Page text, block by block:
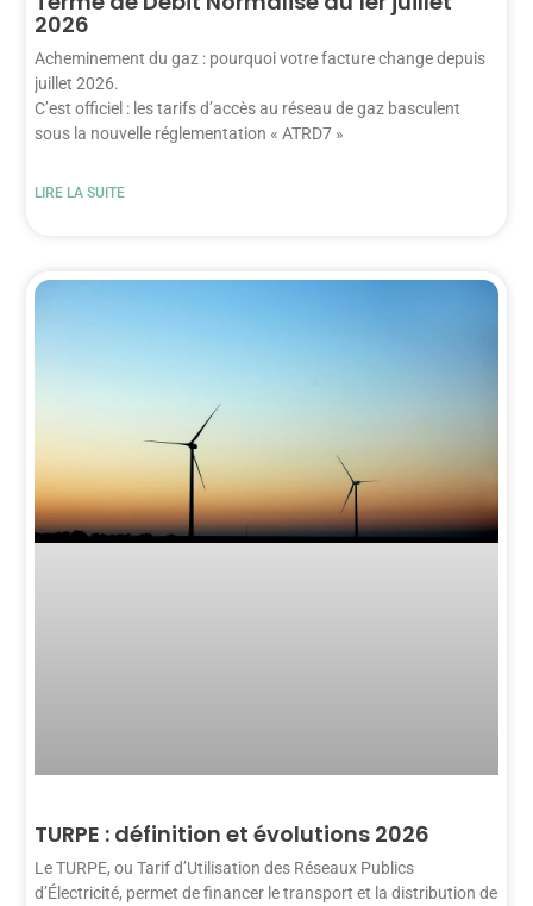
2026
Acheminement du gaz : pourquoi votre facture change depuis
juillet 2026.
C’est officiel : les tarifs d’accès au réseau de gaz basculent
sous la nouvelle réglementation « ATRD7 »
LIRE LA SUITE
TURPE : définition et évolutions 2026
Le TURPE, ou Tarif d’Utilisation des Réseaux Publics
d’Électricité, permet de financer le transport et la distribution de